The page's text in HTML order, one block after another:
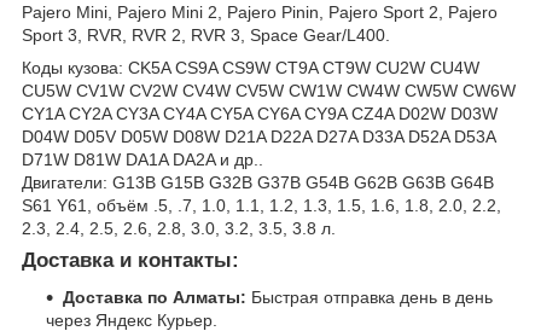
Pajero Mini, Pajero Mini 2, Pajero Pinin, Pajero Sport 2, Pajero
Sport 3, RVR, RVR 2, RVR 3, Space Gear/L400.
Коды кузова: CK5A CS9A CS9W CT9A CT9W CU2W CU4W
CU5W CV1W CV2W CV4W CV5W CW1W CW4W CW5W CW6W
CY1A CY2A CY3A CY4A CY5A CY6A CY9A CZ4A D02W D03W
D04W D05V D05W D08W D21A D22A D27A D33A D52A D53A
D71W D81W DA1A DA2A и др..
Двигатели: G13B G15B G32B G37B G54B G62B G63B G64B
S61 Y61, объём .5, .7, 1.0, 1.1, 1.2, 1.3, 1.5, 1.6, 1.8, 2.0, 2.2,
2.3, 2.4, 2.5, 2.6, 2.8, 3.0, 3.2, 3.5, 3.8 л.
Доставка и контакты:
Доставка по Алматы: Быстрая отправка день в день
через Яндекс Курьер.